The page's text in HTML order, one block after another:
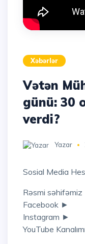
Xəbərlər
Vətən
günü: 30
verdi?
Yazar
Sosial Media
Rəsmi
Facebook ►
Instagram ►
YouTube